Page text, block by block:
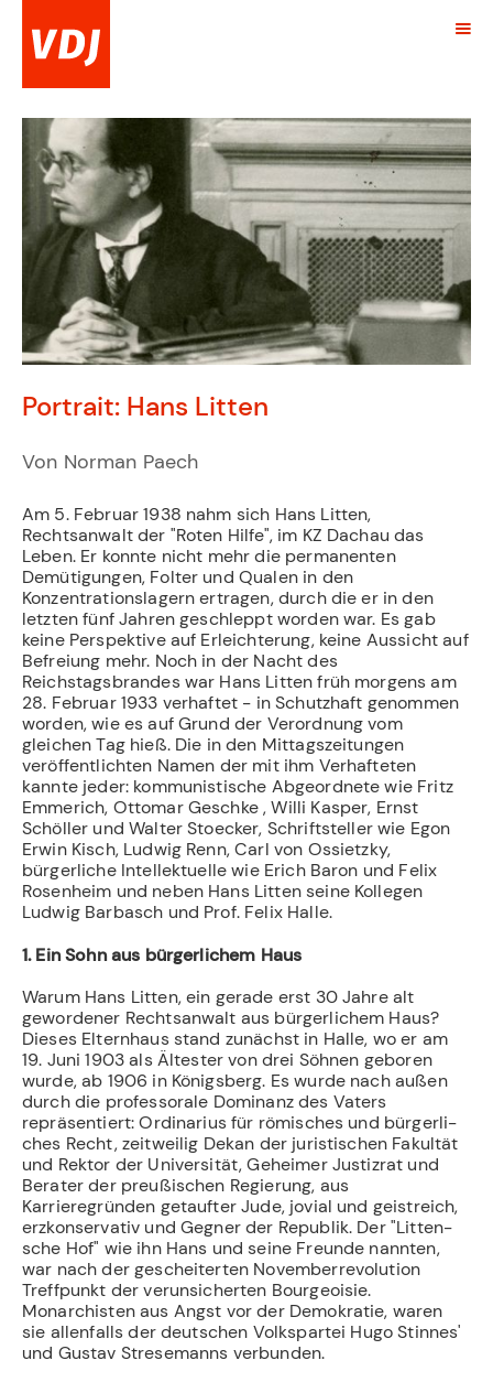
Portrait: Hans Litten
Von Norman Paech
Am 5. Februar 1938 nahm sich Hans Litten,
Rechtsanwalt der "Roten Hilfe", im KZ Dachau das
Leben. Er konnte nicht mehr die permanenten
Demütigungen, Folter und Qualen in den
Konzentrationslagern ertragen, durch die er in den
letzten fünf Jahren geschleppt worden war. Es gab
keine Perspektive auf Erleichterung, keine Aussicht auf
Befreiung mehr. Noch in der Nacht des
Reichstagsbrandes war Hans Litten früh morgens am
28. Fe­bruar 1933 verhaftet - in Schutzhaft genommen
worden, wie es auf Grund der Verordnung vom
gleichen Tag hieß. Die in den Mittagszeitungen
veröffentlichten Namen der mit ihm Verhafteten
kannte jeder: kommunistische Abgeordnete wie Fritz
Emmerich, Ottomar Geschke , Willi Kasper, Ernst
Schöller und Walter Stoecker, Schriftsteller wie Egon
Erwin Kisch, Ludwig Renn, Carl von Ossietzky,
bürgerliche Intellektuelle wie Erich Baron und Felix
Rosenheim und neben Hans Litten seine Kollegen
Ludwig Barbasch und Prof. Felix Halle.
1. Ein Sohn aus bürgerlichem Haus
Warum Hans Litten, ein gerade erst 30 Jahre alt
gewordener Rechtsanwalt aus bürgerlichem Haus?
Dieses Elternhaus stand zunächst in Halle, wo er am
19. Juni 1903 als Ältester von drei Söhnen geboren
wurde, ab 1906 in Königsberg. Es wurde nach außen
durch die professorale Dominanz des Vaters
repräsentiert: Ordinarius für römisches und bürgerli­
ches Recht, zeitweilig Dekan der juristischen Fakultät
und Rektor der Universität, Ge­heimer Justizrat und
Berater der preußischen Regierung, aus
Karrieregründen getauf­ter Jude, jovial und geistreich,
erzkonservativ und Gegner der Republik. Der "Litten­
sche Hof" wie ihn Hans und seine Freunde nannten,
war nach der gescheiterten Novem­berrevolution
Treffpunkt der verunsicherten Bourgeoisie.
Monarchisten aus Angst vor der Demokratie, waren
sie allenfalls der deutschen Volkspartei Hugo Stinnes'
und Gu­stav Stresemanns verbunden.